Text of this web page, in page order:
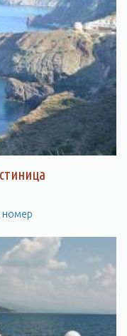
номер